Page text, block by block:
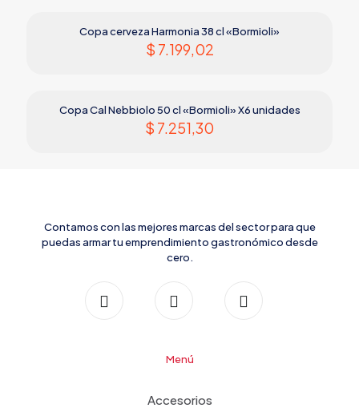
Copa cerveza Harmonia 38 cl «Bormioli»
$ 7.199,02
Copa Cal Nebbiolo 50 cl «Bormioli» X6 unidades
$ 7.251,30
Contamos con las mejores marcas del sector para que
puedas armar tu emprendimiento gastronómico desde
cero.
Menú
Accesorios